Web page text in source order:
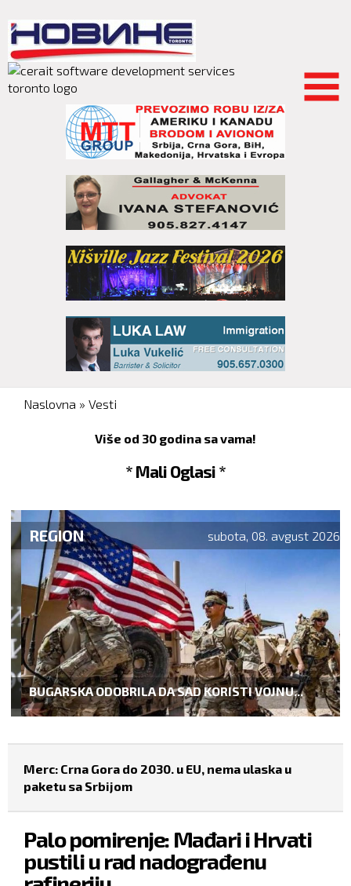
main
content
You are here
Naslovna » Vesti
Više od 30 godina sa vama!
* Mali Oglasi *
REGION subota, 08. avgust 2026.
BUGARSKA ODOBRILA DA SAD KORISTI VOJNU...
Merc: Crna Gora do 2030. u EU, nema ulaska u
paketu sa Srbijom
Palo pomirenje: Mađari i Hrvati
pustili u rad nadograđenu